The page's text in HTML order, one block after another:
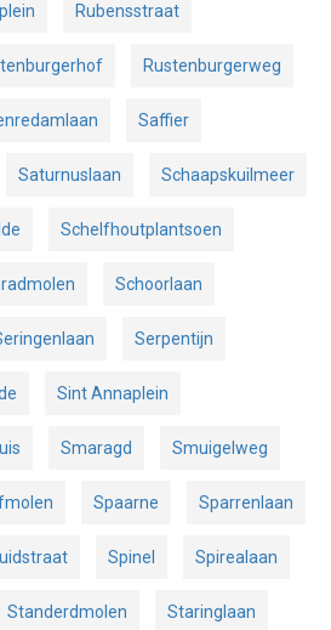
Rubensstraat
Rustenburgerweg
Saffier
Saturnuslaan Schaapskuilmeer
Schelfhoutplantsoen
Schoorlaan
Serpentijn
Sint Annaplein
Smaragd Smuigelweg
Spaarne Sparrenlaan
Spinel Spirealaan
Standerdmolen Staringlaan